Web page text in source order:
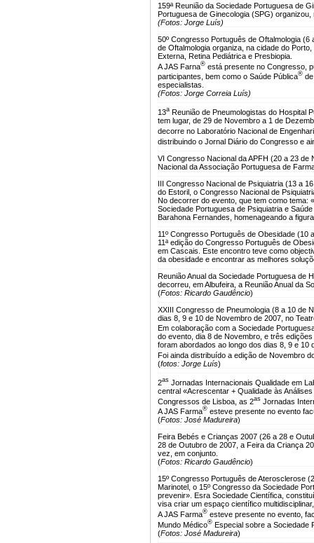
159ª Reunião da Sociedade Portuguesa de
Portuguesa de Ginecologia (SPG)
(Fotos: Jorge Luís)
50º Congresso Português de Oftalmologia (6
de Oftalmologia organiza, na cidade do
Externa, Retina Pediátrica e Presbiopia.
A JAS Farna® está presente no Congresso,
participantes, bem como o Saúde Pública®
especialistas.
(Fotos: Jorge Correia Luís)
13a Reunião de Pneumologistas do Hospital
tem lugar, de 29 de Novembro a 1 de
decorre no Laboratório Nacional de
distribuindo o Jornal Diário do Congresso e
VI Congresso Nacional da APFH (20 a 23 de
Nacional da Associação Portuguesa de
III Congresso Nacional de Psiquiatria (13 a
do Estoril, o Congresso Nacional de
No decorrer do evento, que tem como tema:
Sociedade Portuguesa de Psiquiatria e
Barahona Fernandes, homenageando a
11º Congresso Português de Obesidade (10
11ª edição do Congresso Português de
em Cascais. Este encontro teve como
da obesidade e encontrar as melhores
Reunião Anual da Sociedade Portuguesa de
decorreu, em Albufeira, a Reunião Anual da
(Fotos: Ricardo Gaudêncio)
XXIII Congresso de Pneumologia (8 a 10 de
dias 8, 9 e 10 de Novembro de 2007, no
Em colaboração com a Sociedade
do evento, dia 8 de Novembro, e três
foram abordados ao longo dos dias 8, 9 e 10
Foi ainda distribuído a edição de Novembro
(fotos: Jorge Luís)
2as Jornadas Internacionais Qualidade em
central «Acrescentar + Qualidade às
Congressos de Lisboa, as 2as Jornadas
A JAS Farma® esteve presente no evento
(Fotos: José Madureira)
Feira Bebés e Crianças 2007 (26 a 28 e
28 de Outubro de 2007, a Feira da Criança
vez, em conjunto.
(Fotos: Ricardo Gaudêncio)
15º Congresso Português de Aterosclerose
Marinotel, o 15º Congresso da Sociedade
prevenir». Esra Sociedade Científica,
visa criar um espaço científico
A JAS Farma® esteve presente no evento,
Mundo Médico® Especial sobre a Sociedade
(Fotos: José Madureira)